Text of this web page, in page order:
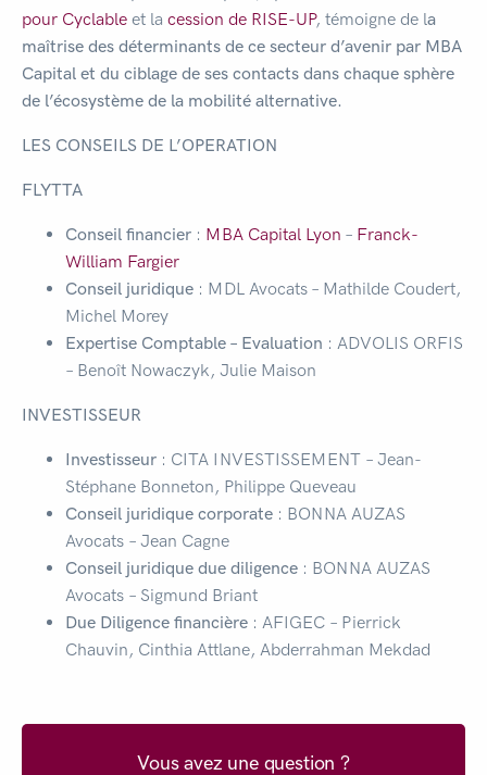
pour Cyclable et la cession de RISE-UP, témoigne de la
maîtrise des déterminants de ce secteur d’avenir par MBA
Capital et du ciblage de ses contacts dans chaque sphère
de l’écosystème de la mobilité alternative.
LES CONSEILS DE L’OPERATION
FLYTTA
Conseil financier : MBA Capital Lyon – Franck-
William Fargier
Conseil juridique : MDL Avocats – Mathilde Coudert,
Michel Morey
Expertise Comptable – Evaluation : ADVOLIS ORFIS
– Benoît Nowaczyk, Julie Maison
INVESTISSEUR
Investisseur : CITA INVESTISSEMENT – Jean-
Stéphane Bonneton, Philippe Queveau
Conseil juridique corporate : BONNA AUZAS
Avocats – Jean Cagne
Conseil juridique due diligence : BONNA AUZAS
Avocats – Sigmund Briant
Due Diligence financière : AFIGEC – Pierrick
Chauvin, Cinthia Attlane, Abderrahman Mekdad
Vous avez une question ?